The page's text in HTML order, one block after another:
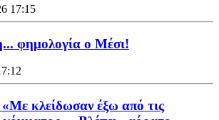
17:15
φημολογία o Μέσι!
κλείδωσαν έξω από τις